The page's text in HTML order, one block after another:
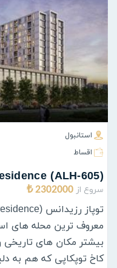
استانبول
اقساط
(ALH-605) Topaz Residence | توپاز رزیدانس
سروع از 2302000 ₺
معروف ترین محله های
بیشتر مکان های تاریخی
کاخ توپکاپی که هم به